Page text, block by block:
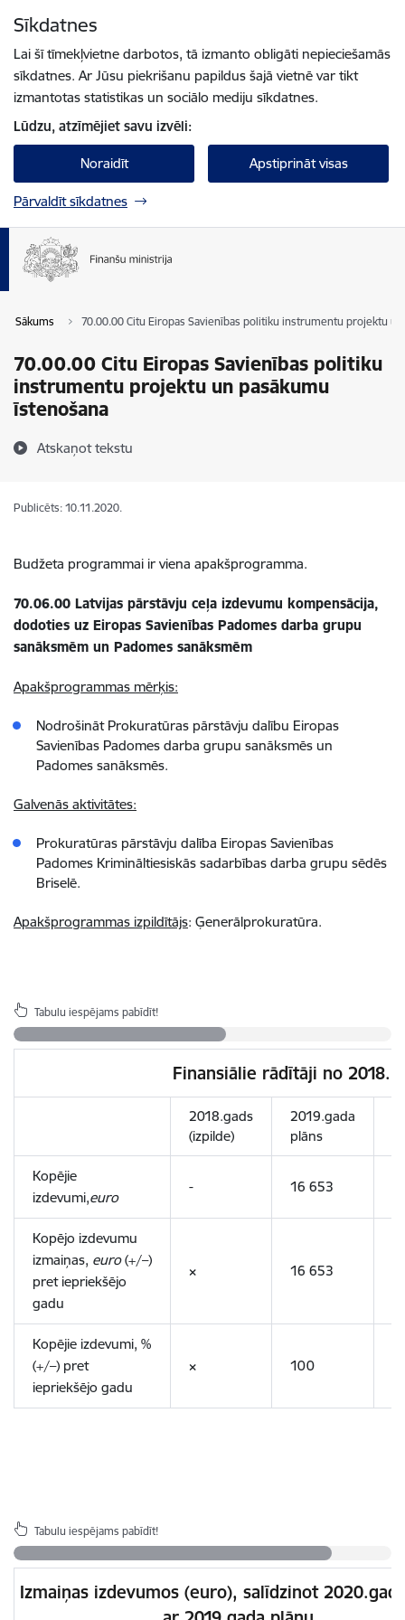
Sīkdatnes
Lai šī tīmekļvietne darbotos, tā izmanto obligāti nepieciešamās
sīkdatnes. Ar Jūsu piekrišanu papildus šajā vietnē var tikt
izmantotas statistikas un sociālo mediju sīkdatnes.
Lūdzu, atzīmējiet savu izvēli:
Noraidīt Apstiprināt visas
Pārvaldīt sīkdatnes
Sākums 70.00.00 Citu Eiropas Savienības politiku instrumentu projektu
70.00.00 Citu Eiropas Savienības politiku
instrumentu projektu un pasākumu
īstenošana
Atskaņot tekstu
Publicēts: 10.11.2020.
Budžeta programmai ir viena apakšprogramma.
70.06.00 Latvijas pārstāvju ceļa izdevumu kompensācija,
dodoties uz Eiropas Savienības Padomes darba grupu
sanāksmēm un Padomes sanāksmēm
Apakšprogrammas mērķis:
Nodrošināt Prokuratūras pārstāvju dalību Eiropas
Savienības Padomes darba grupu sanāksmēs un
Padomes sanāksmēs.
Galvenās aktivitātes:
Prokuratūras pārstāvju dalība Eiropas Savienības
Padomes Krimināltiesiskās sadarbības darba grupu sēdēs
Briselē.
Apakšprogrammas izpildītājs: Ģenerālprokuratūra.
Tabulu iespējams pabīdīt!
Finansiālie rādītāji no 2018.
2018.gads
(izpilde)
2019.gada
plāns
Kopējie
izdevumi,euro
- 16 653
Kopējo izdevumu
izmaiņas, euro(+/–)
pret iepriekšējo
gadu
× 16 653
Kopējie izdevumi, %
(+/–) pret
iepriekšējo gadu
× 100
Tabulu iespējams pabīdīt!
Izmaiņas izdevumos (euro), salīdzinot